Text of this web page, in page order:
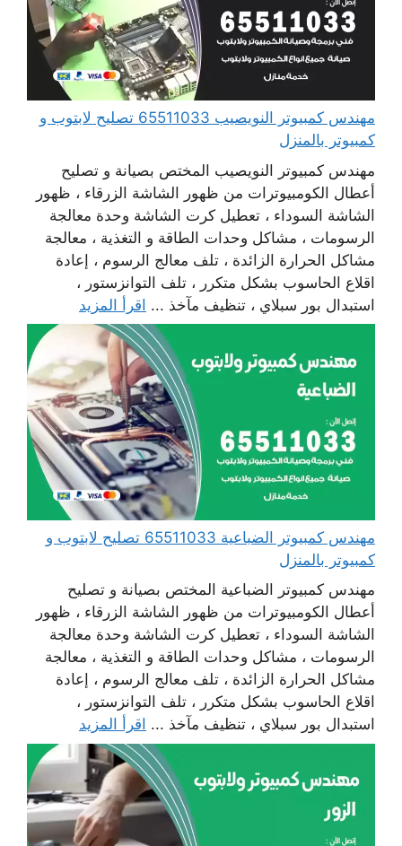
مهندس كمبيوتر النويصيب 65511033 تصليح لابتوب و
كمبيوتر بالمنزل
مهندس كمبيوتر النويصيب المختص بصيانة و تصليح
أعطال الكومبيوترات من ظهور الشاشة الزرقاء ، ظهور
الشاشة السوداء ، تعطيل كرت الشاشة وحدة معالجة
الرسومات ، مشاكل وحدات الطاقة و التغذية ، معالجة
مشاكل الحرارة الزائدة ، تلف معالج الرسوم ، إعادة
اقلاع الحاسوب بشكل متكرر ، تلف التوانزستور ،
استبدال بور سبلاي ، تنظيف مآخذ ... اقرأ المزيد
مهندس كمبيوتر الضباعية 65511033 تصليح لابتوب و
كمبيوتر بالمنزل
مهندس كمبيوتر الضباعية المختص بصيانة و تصليح
أعطال الكومبيوترات من ظهور الشاشة الزرقاء ، ظهور
الشاشة السوداء ، تعطيل كرت الشاشة وحدة معالجة
الرسومات ، مشاكل وحدات الطاقة و التغذية ، معالجة
مشاكل الحرارة الزائدة ، تلف معالج الرسوم ، إعادة
اقلاع الحاسوب بشكل متكرر ، تلف التوانزستور ،
استبدال بور سبلاي ، تنظيف مآخذ ... اقرأ المزيد